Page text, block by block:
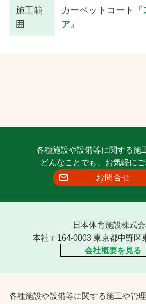
施工範
囲
カーペットコート『
ア』
各種施設や設備等に関する施
どんなことでも、お気軽に
お問合せ
日本体育施設株式
本社〒164-0003 東京都中野区
会社概要を見る
各種施設や設備等に関する施工や管